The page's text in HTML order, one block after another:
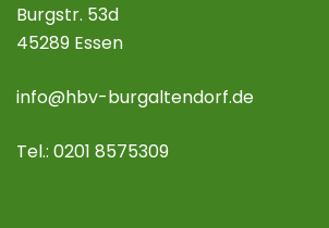
Burgstr. 53d
45289 Essen
info@hbv-burgaltendorf.de
Tel.: 0201 8575309